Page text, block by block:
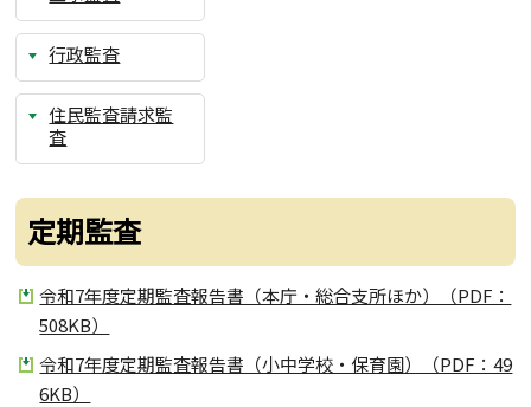
行政監査
住民監査請求監
査
定期監査
令和7年度定期監査報告書（本庁・総合支所ほか）（PDF：
508KB）
令和7年度定期監査報告書（小中学校・保育園）（PDF：49
6KB）